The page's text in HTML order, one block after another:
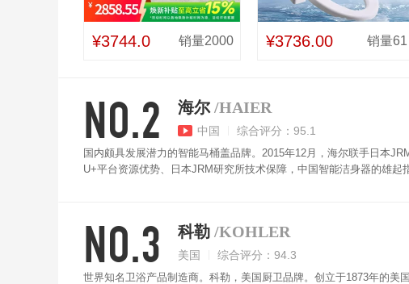
¥3744.0 销量2000 ¥3736.00 销量61
NO.2 海尔 /HAIER
中国 综合评分：95.1
国内颇具发展潜力的智能马桶盖品牌。2015年12月，海尔联手日本
U+平台资源优势、日本JRM研究所技术保障，中国智能洁身器的雄
NO.3 科勒 /KOHLER
美国 综合评分：94.3
世界知名卫浴产品制造商。科勒，美国厨卫品牌。创立于1873年的